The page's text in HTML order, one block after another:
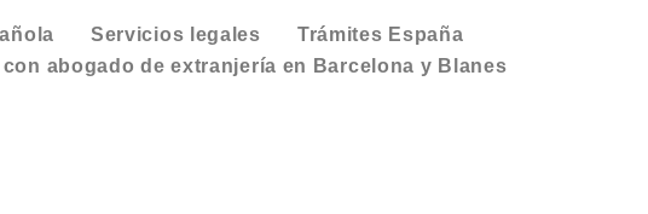
Servicios legales
Trámites España
abogado de extranjería en Barcelona y Blanes